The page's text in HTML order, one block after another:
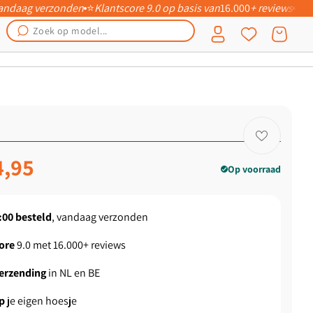
verzonden⭐Klantscore 9.0 op basis van16.000+ reviews
Inloggen Winkelwagen
Op voorraad
besteld, vandaag verzonden
9.0 met 16.000+ reviews
in NL en BE
je eigen hoesje